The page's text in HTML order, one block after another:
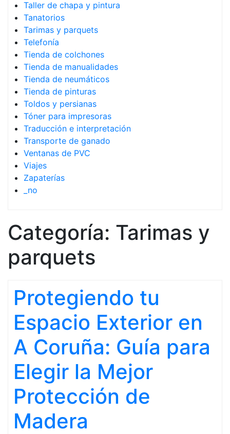
Taller de chapa y pintura
Tanatorios
Tarimas y parquets
Telefonía
Tienda de colchones
Tienda de manualidades
Tienda de neumáticos
Tienda de pinturas
Toldos y persianas
Tóner para impresoras
Traducción e interpretación
Transporte de ganado
Ventanas de PVC
Viajes
Zapaterías
_no
Categoría: Tarimas y
parquets
Protegiendo tu
Espacio Exterior en
A Coruña: Guía para
Elegir la Mejor
Protección de
Madera